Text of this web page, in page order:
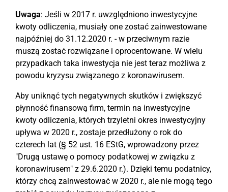
Uwaga: Jeśli w 2017 r. uwzględniono inwestycyjne
kwoty odliczenia, musiały one zostać zainwestowane
najpóźniej do 31.12.2020 r. - w przeciwnym razie
muszą zostać rozwiązane i oprocentowane. W wielu
przypadkach taka inwestycja nie jest teraz możliwa z
powodu kryzysu związanego z koronawirusem.
Aby uniknąć tych negatywnych skutków i zwiększyć
płynność finansową firm, termin na inwestycyjne
kwoty odliczenia, których trzyletni okres inwestycyjny
upływa w 2020 r., zostaje przedłużony o rok do
czterech lat (§ 52 ust. 16 EStG, wprowadzony przez
"Drugą ustawę o pomocy podatkowej w związku z
koronawirusem" z 29.6.2020 r.). Dzięki temu podatnicy,
którzy chcą zainwestować w 2020 r., ale nie mogą tego